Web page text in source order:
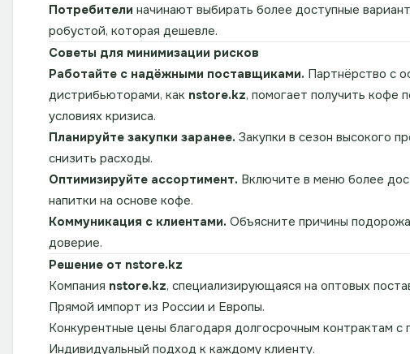
Потребители начинают выбирать более доступные
робустой, которая дешевле.
Советы для минимизации рисков
Работайте с надёжными поставщиками. Партнёрство с
дистрибьюторами, как nstore.kz, помогает получить кофе
условиях кризиса.
Планируйте закупки заранее. Закупки в сезон высокого
снизить расходы.
Оптимизируйте ассортимент. Включите в меню более
напитки на основе кофе.
Коммуникация с клиентами. Объясните причины
доверие.
Решение от nstore.kz
Компания nstore.kz, специализирующаяся на оптовых
Прямой импорт из России и Европы.
Конкурентные цены благодаря долгосрочным контрактам с
Индивидуальный подход к каждому клиенту.